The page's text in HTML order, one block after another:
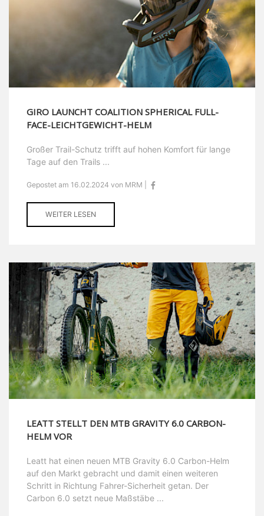
GIRO LAUNCHT COALITION SPHERICAL FULL-
FACE-LEICHTGEWICHT-HELM
Großer Trail-Schutz trifft auf hohen Komfort für lange
Tage auf den Trails ...
Gepostet am 16.02.2024 von MRM |
WEITER LESEN
LEATT STELLT DEN MTB GRAVITY 6.0 CARBON-
HELM VOR
Leatt hat einen neuen MTB Gravity 6.0 Carbon-Helm
auf den Markt gebracht und damit einen weiteren
Schritt in Richtung Fahrer-Sicherheit getan. Der
Carbon 6.0 setzt neue Maßstäbe ...